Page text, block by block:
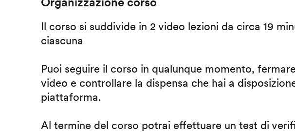
Il corso si suddivide in 2 video lezioni da circa 19
ciascuna
Puoi seguire il corso in qualunque momento,
video e controllare la dispensa che hai a
piattaforma.
Al termine del corso potrai effettuare un test di